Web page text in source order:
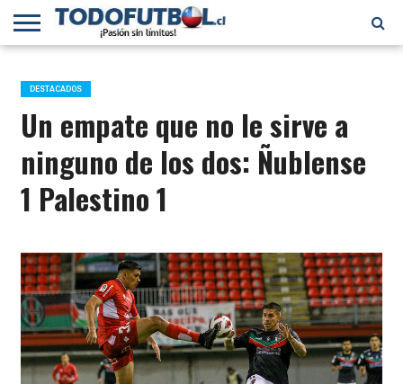
PRIMERA
B
SELECCIÓN
CHILENA
CHILENOS
EN EL
MUNDO
FÚTBOL
INTERNACIONAL
DESTACADOS
Un empate que no le sirve a
ninguno de los dos: Ñublense
1 Palestino 1